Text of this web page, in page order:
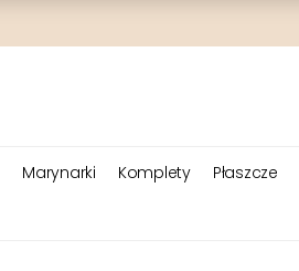
Marynarki Komplety Płaszcze